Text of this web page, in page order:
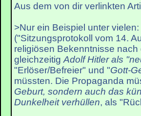
Aus dem von dir verlinkten
>Nur ein Beispiel unter
("Sitzungsprotokoll vom 14.
religiösen Bekenntnisse
gleichzeitig Adolf Hitler als
"Erlöser/Befreier" und "Gott-
müssten. Die Propaganda
Geburt, sondern auch das
Dunkelheit verhüllen, als